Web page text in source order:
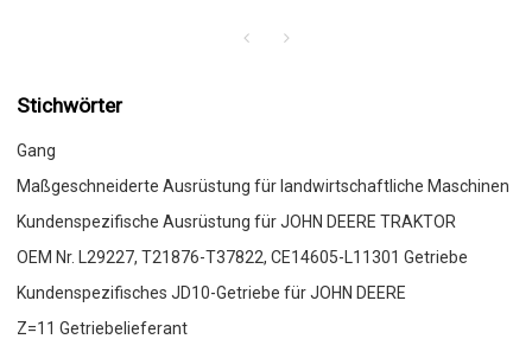
Stichwörter
Gang
Maßgeschneiderte Ausrüstung für landwirtschaftliche Maschinen
Kundenspezifische Ausrüstung für JOHN DEERE TRAKTOR
OEM Nr. L29227, T21876-T37822, CE14605-L11301 Getriebe
Kundenspezifisches JD10-Getriebe für JOHN DEERE
Z=11 Getriebelieferant